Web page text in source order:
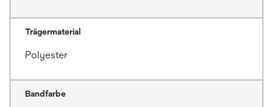
Trägermaterial
Polyester
Bandfarbe